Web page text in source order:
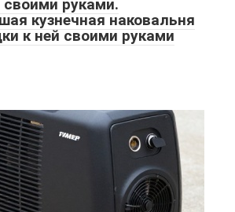
руками.
кузнечная наковальня
к ней своими руками